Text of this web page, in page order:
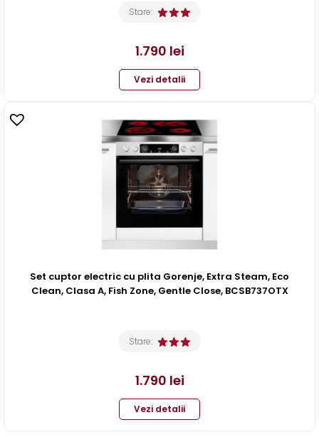
Stare:
1.790 lei
Vezi detalii
Set cuptor electric cu plita Gorenje, Extra Steam, Eco
Clean, Clasa A, Fish Zone, Gentle Close, BCSB737OTX
Stare:
1.790 lei
Vezi detalii